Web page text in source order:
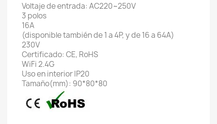
Voltaje de entrada: AC220~250V
3 polos
16A
(disponible también de 1 a 4P, y de 16 a 64A)
230V
Certificado: CE, RoHS
WiFi 2.4G
Uso en interior IP20
Tamaño(mm): 90*80*80